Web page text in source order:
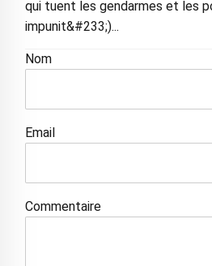
qui tuent les gendarmes et les
impunit&#233;)...
Nom
Email
Commentaire